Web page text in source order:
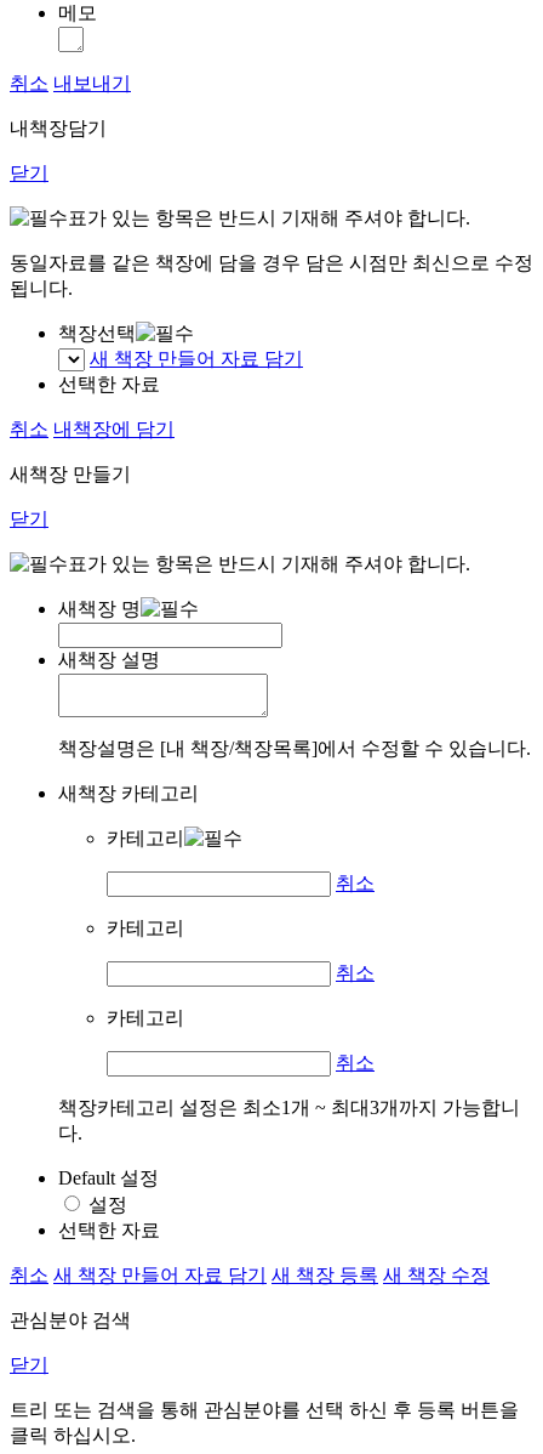
메모
취소 내보내기
내책장담기
닫기
표가 있는 항목은 반드시 기재해 주셔야 합니다.
동일자료를 같은 책장에 담을 경우 담은 시점만 최신으로 수정
됩니다.
책장선택
새 책장 만들어 자료 담기
선택한 자료
취소 내책장에 담기
새책장 만들기
닫기
표가 있는 항목은 반드시 기재해 주셔야 합니다.
새책장 명
새책장 설명
책장설명은 [내 책장/책장목록]에서 수정할 수 있습니다.
새책장 카테고리
카테고리
취소
카테고리
취소
카테고리
취소
책장카테고리 설정은 최소1개 ~ 최대3개까지 가능합니
다.
Default 설정
설정
선택한 자료
취소 새 책장 만들어 자료 담기 새 책장 등록 새 책장 수정
관심분야 검색
닫기
트리 또는 검색을 통해 관심분야를 선택 하신 후 등록 버튼을
클릭 하십시오.